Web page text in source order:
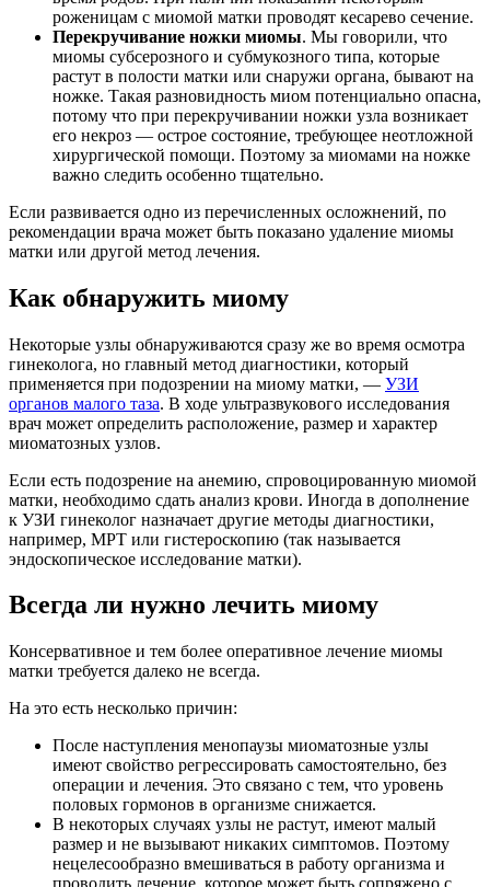
роженицам с миомой матки проводят кесарево сечение.
Перекручивание ножки миомы. Мы говорили, что
миомы субсерозного и субмукозного типа, которые
растут в полости матки или снаружи органа, бывают на
ножке. Такая разновидность миом потенциально опасна,
потому что при перекручивании ножки узла возникает
его некроз — острое состояние, требующее неотложной
хирургической помощи. Поэтому за миомами на ножке
важно следить особенно тщательно.
Если развивается одно из перечисленных осложнений, по
рекомендации врача может быть показано удаление миомы
матки или другой метод лечения.
Как обнаружить миому
Некоторые узлы обнаруживаются сразу же во время осмотра
гинеколога, но главный метод диагностики, который
применяется при подозрении на миому матки, — УЗИ
органов малого таза. В ходе ультразвукового исследования
врач может определить расположение, размер и характер
миоматозных узлов.
Если есть подозрение на анемию, спровоцированную миомой
матки, необходимо сдать анализ крови. Иногда в дополнение
к УЗИ гинеколог назначает другие методы диагностики,
например, МРТ или гистероскопию (так называется
эндоскопическое исследование матки).
Всегда ли нужно лечить миому
Консервативное и тем более оперативное лечение миомы
матки требуется далеко не всегда.
На это есть несколько причин:
После наступления менопаузы миоматозные узлы
имеют свойство регрессировать самостоятельно, без
операции и лечения. Это связано с тем, что уровень
половых гормонов в организме снижается.
В некоторых случаях узлы не растут, имеют малый
размер и не вызывают никаких симптомов. Поэтому
нецелесообразно вмешиваться в работу организма и